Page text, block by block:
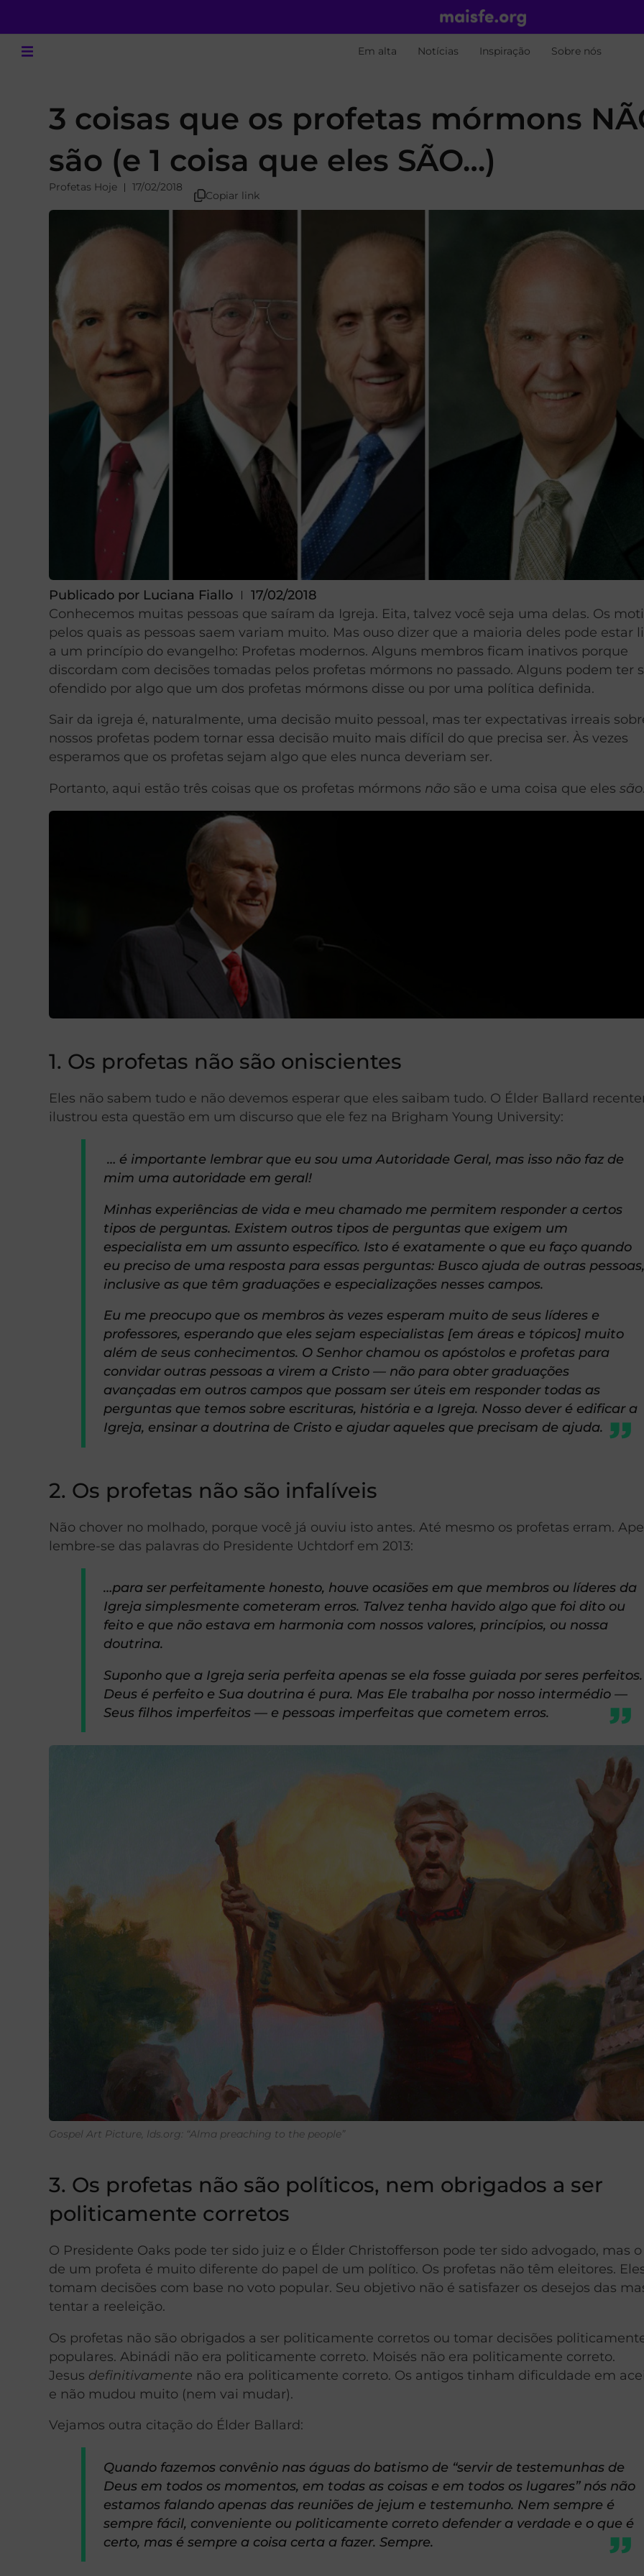
Em alta Notícias Inspiração Sobre nós
3 coisas que os profetas mórmons
são (e 1 coisa que eles SÃO…)
Profetas Hoje 17/02/2018
Copiar link
Publicado por Luciana Fiallo
17/02/2018
Conhecemos muitas pessoas que saíram da Igreja. Eita, talvez você seja uma delas. Os
pelos quais as pessoas saem variam muito. Mas ouso dizer que a maioria deles pode estar
a um princípio do evangelho: Profetas modernos. Alguns membros ficam inativos porque
discordam com decisões tomadas pelos profetas mórmons no passado. Alguns podem ter
ofendido por algo que um dos profetas mórmons disse ou por uma política definida.
Sair da igreja é, naturalmente, uma decisão muito pessoal, mas ter expectativas irreais
nossos profetas podem tornar essa decisão muito mais difícil do que precisa ser. Às vezes
esperamos que os profetas sejam algo que eles nunca deveriam ser.
Portanto, aqui estão três coisas que os profetas mórmons não são e uma coisa que elessão
1. Os profetas não são oniscientes
Eles não sabem tudo e não devemos esperar que eles saibam tudo. O Élder Ballard
ilustrou esta questão em um discurso que ele fez na Brigham Young University:
… é importante lembrar que eu sou uma Autoridade Geral, mas isso não faz de
mim uma autoridade em geral!
Minhas experiências de vida e meu chamado me permitem responder a certos
tipos de perguntas. Existem outros tipos de perguntas que exigem um
especialista em um assunto específico. Isto é exatamente o que eu faço quando
eu preciso de uma resposta para essas perguntas: Busco ajuda de outras
inclusive as que têm graduações e especializações nesses campos.
Eu me preocupo que os membros às vezes esperam muito de seus líderes e
professores, esperando que eles sejam especialistas [em áreas e tópicos] muito
além de seus conhecimentos. O Senhor chamou os apóstolos e profetas para
convidar outras pessoas a virem a Cristo — não para obter graduações
avançadas em outros campos que possam ser úteis em responder todas as
perguntas que temos sobre escrituras, história e a Igreja. Nosso dever é edificar a
Igreja, ensinar a doutrina de Cristo e ajudar aqueles que precisam de ajuda.
2. Os profetas não são infalíveis
Não chover no molhado, porque você já ouviu isto antes. Até mesmo os profetas erram.
lembre-se das palavras do Presidente Uchtdorf em 2013:
…para ser perfeitamente honesto, houve ocasiões em que membros ou líderes da
Igreja simplesmente cometeram erros. Talvez tenha havido algo que foi dito ou
feito e que não estava em harmonia com nossos valores, princípios, ou nossa
doutrina.
Suponho que a Igreja seria perfeita apenas se ela fosse guiada por seres perfeitos.
Deus é perfeito e Sua doutrina é pura. Mas Ele trabalha por nosso intermédio —
Seus filhos imperfeitos — e pessoas imperfeitas que cometem erros.
Gospel Art Picture, lds.org: “Alma preaching to the people”
3. Os profetas não são políticos, nem obrigados a ser
politicamente corretos
O Presidente Oaks pode ter sido juiz e o Élder Christofferson pode ter sido advogado, mas
de um profeta é muito diferente do papel de um político. Os profetas não têm eleitores.
tomam decisões com base no voto popular. Seu objetivo não é satisfazer os desejos das
tentar a reeleição.
Os profetas não são obrigados a ser politicamente corretos ou tomar decisões
populares. Abinádi não era politicamente correto. Moisés não era politicamente correto.
Jesus definitivamente não era politicamente correto. Os antigos tinham dificuldade em
e não mudou muito (nem vai mudar).
Vejamos outra citação do Élder Ballard:
Quando fazemos convênio nas águas do batismo de “servir de testemunhas de
Deus em todos os momentos, em todas as coisas e em todos os lugares” nós não
estamos falando apenas das reuniões de jejum e testemunho. Nem sempre é
sempre fácil, conveniente ou politicamente correto defender a verdade e o que é
certo, mas é sempre a coisa certa a fazer. Sempre.